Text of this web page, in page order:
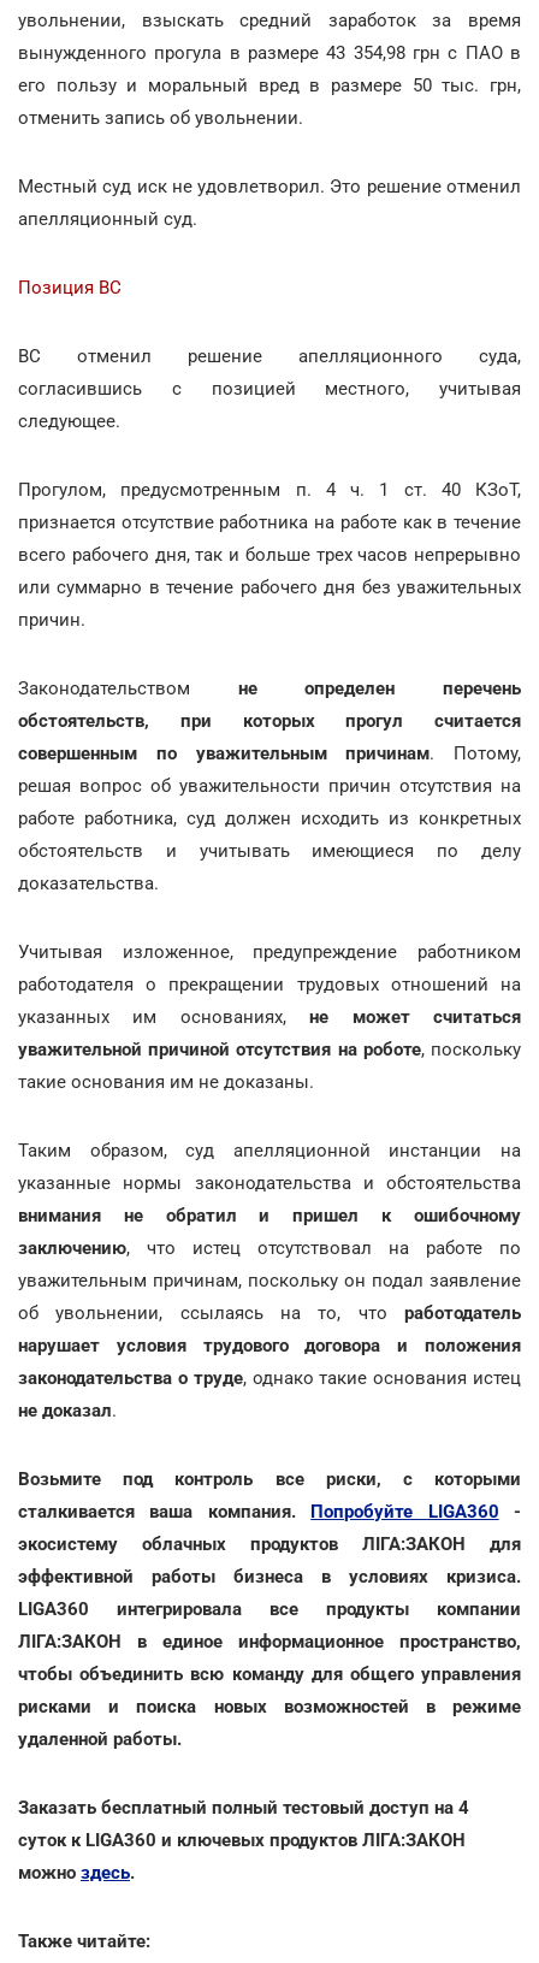
увольнении, взыскать средний заработок за время
вынужденного прогула в размере 43 354,98 грн с ПАО в
его пользу и моральный вред в размере 50 тыс. грн,
отменить запись об увольнении.
Местный суд иск не удовлетворил. Это решение отменил
апелляционный суд.
Позиция ВС
ВС отменил решение апелляционного суда,
согласившись с позицией местного, учитывая
следующее.
Прогулом, предусмотренным п. 4 ч. 1 ст. 40 КЗоТ,
признается отсутствие работника на работе как в течение
всего рабочего дня, так и больше трех часов непрерывно
или суммарно в течение рабочего дня без уважительных
причин.
Законодательством не определен перечень
обстоятельств, при которых прогул считается
совершенным по уважительным причинам. Потому,
решая вопрос об уважительности причин отсутствия на
работе работника, суд должен исходить из конкретных
обстоятельств и учитывать имеющиеся по делу
доказательства.
Учитывая изложенное, предупреждение работником
работодателя о прекращении трудовых отношений на
указанных им основаниях,не может считаться
уважительной причиной отсутствия на роботе, поскольку
такие основания им не доказаны.
Таким образом, суд апелляционной инстанции на
указанные нормы законодательства и обстоятельства
внимания не обратил и пришел к ошибочному
заключению, что истец отсутствовал на работе по
уважительным причинам, поскольку он подал заявление
об увольнении, ссылаясь на то, что работодатель
нарушает условия трудового договора и положения
законодательства о труде, однако такие основания истец
не доказал.
Возьмите под контроль все риски, с которыми
сталкивается ваша компания. Попробуйте LIGA360 -
экосистему облачных продуктов ЛІГА:ЗАКОН для
эффективной работы бизнеса в условиях кризиса.
LIGA360 интегрировала все продукты компании
ЛІГА:ЗАКОН в единое информационное пространство,
чтобы объединить всю команду для общего управления
рисками и поиска новых возможностей в режиме
удаленной работы.
Заказать бесплатный полный тестовый доступ на 4
суток к LIGA360 и ключевых продуктов ЛІГА:ЗАКОН
можно здесь.
Также читайте: